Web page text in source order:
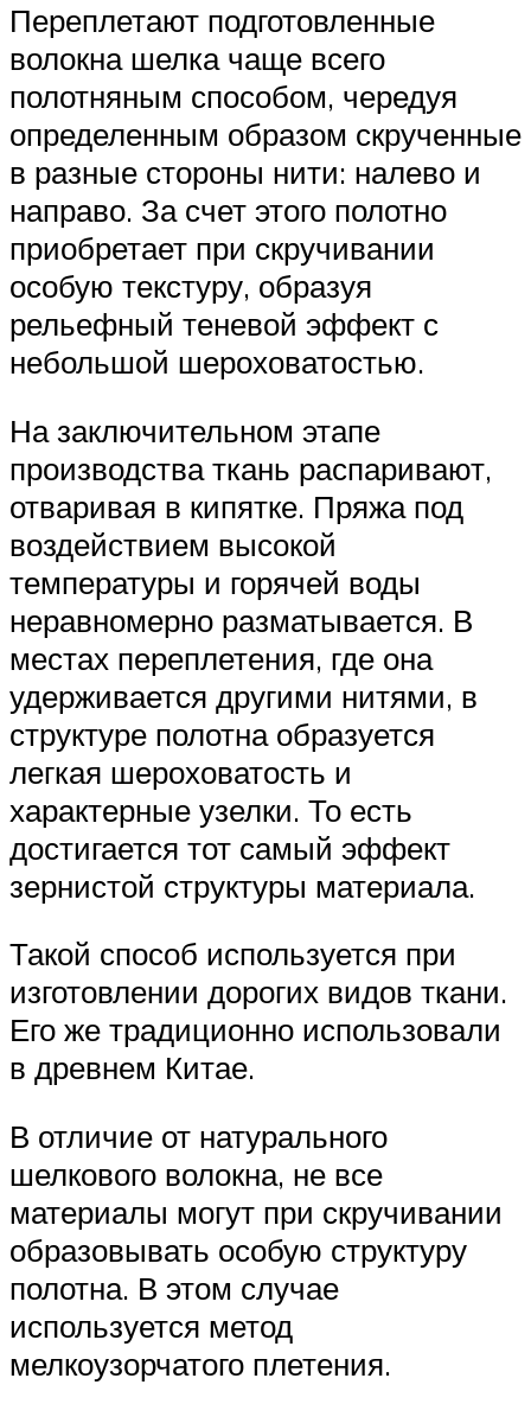
Переплетают подготовленные
волокна шелка чаще всего
полотняным способом, чередуя
определенным образом скрученные
в разные стороны нити: налево и
направо. За счет этого полотно
приобретает при скручивании
особую текстуру, образуя
рельефный теневой эффект с
небольшой шероховатостью.
На заключительном этапе
производства ткань распаривают,
отваривая в кипятке. Пряжа под
воздействием высокой
температуры и горячей воды
неравномерно разматывается. В
местах переплетения, где она
удерживается другими нитями, в
структуре полотна образуется
легкая шероховатость и
характерные узелки. То есть
достигается тот самый эффект
зернистой структуры материала.
Такой способ используется при
изготовлении дорогих видов ткани.
Его же традиционно использовали
в древнем Китае.
В отличие от натурального
шелкового волокна, не все
материалы могут при скручивании
образовывать особую структуру
полотна. В этом случае
используется метод
мелкоузорчатого плетения.